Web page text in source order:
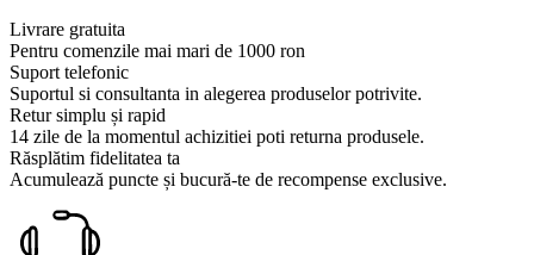
Livrare gratuita
Pentru comenzile mai mari de 1000 ron
Suport telefonic
Suportul si consultanta in alegerea produselor potrivite.
Retur simplu și rapid
14 zile de la momentul achizitiei poti returna produsele.
Răsplătim fidelitatea ta
Acumulează puncte și bucură-te de recompense exclusive.